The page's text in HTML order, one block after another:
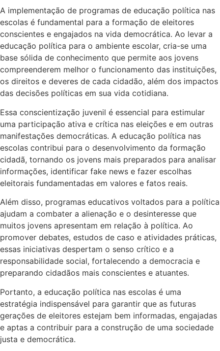
A implementação de programas de educação política nas
escolas é fundamental para a formação de eleitores
conscientes e engajados na vida democrática. Ao levar a
educação política para o ambiente escolar, cria-se uma
base sólida de conhecimento que permite aos jovens
compreenderem melhor o funcionamento das instituições,
os direitos e deveres de cada cidadão, além dos impactos
das decisões políticas em sua vida cotidiana.
Essa conscientização juvenil é essencial para estimular
uma participação ativa e crítica nas eleições e em outras
manifestações democráticas. A educação política nas
escolas contribui para o desenvolvimento da formação
cidadã, tornando os jovens mais preparados para analisar
informações, identificar fake news e fazer escolhas
eleitorais fundamentadas em valores e fatos reais.
Além disso, programas educativos voltados para a política
ajudam a combater a alienação e o desinteresse que
muitos jovens apresentam em relação à política. Ao
promover debates, estudos de caso e atividades práticas,
essas iniciativas despertam o senso crítico e a
responsabilidade social, fortalecendo a democracia e
preparando cidadãos mais conscientes e atuantes.
Portanto, a educação política nas escolas é uma
estratégia indispensável para garantir que as futuras
gerações de eleitores estejam bem informadas, engajadas
e aptas a contribuir para a construção de uma sociedade
justa e democrática.